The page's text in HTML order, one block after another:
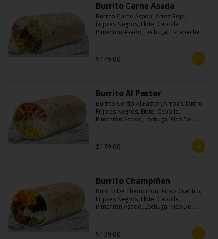
Burrito Carne Asada
Burrito Carne Asada, Arroz Rojo,
Frijoles Negros, Elote, Cebolla
Pimentón Asado, Lechuga, Escabeche
$149.00
Burrito Al Pastor
Burrito Cerdo Al Pastor, Arroz Cilantro,
Frijoles Negros, Elote, Cebolla,
Pimentón Asado, Lechuga, Pico De
$139.00
Burrito Champiñón
Burrito De Champiñón, Arroz Cilantro,
Frijoles Negros, Elote, Cebolla,
Pimentón Asado, Lechuga, Pico De
$139.00